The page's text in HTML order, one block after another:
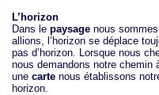
L’horizon
Dans le paysage nous
allions, l’horizon se déplace
pas d’horizon. Lorsque nous
nous demandons notre chemin
une carte nous établissons
horizon.